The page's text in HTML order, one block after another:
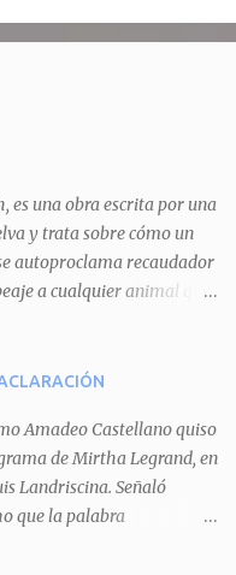
es una obra escrita por una
y trata sobre cómo un
autoproclama recaudador
a cualquier animal que
con Tatú, el armadillo.
Tui, la cotorra, deja
a los otros tres
terminan por
huye despavorido al verse
Amadeo Castellano quiso
de Mirtha Legrand, en
Landriscina. Señaló
que la palabra